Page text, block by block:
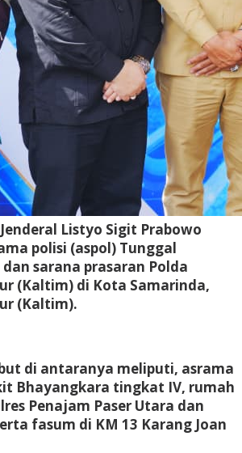
Listyo Sigit Prabowo
polisi (aspol) Tunggal
sarana prasaran Polda
(Kaltim) di Kota Samarinda,
(Kaltim).
di antaranya meliputi, asrama
Bhayangkara tingkat IV, rumah
Penajam Paser Utara dan
fasum di KM 13 Karang Joan